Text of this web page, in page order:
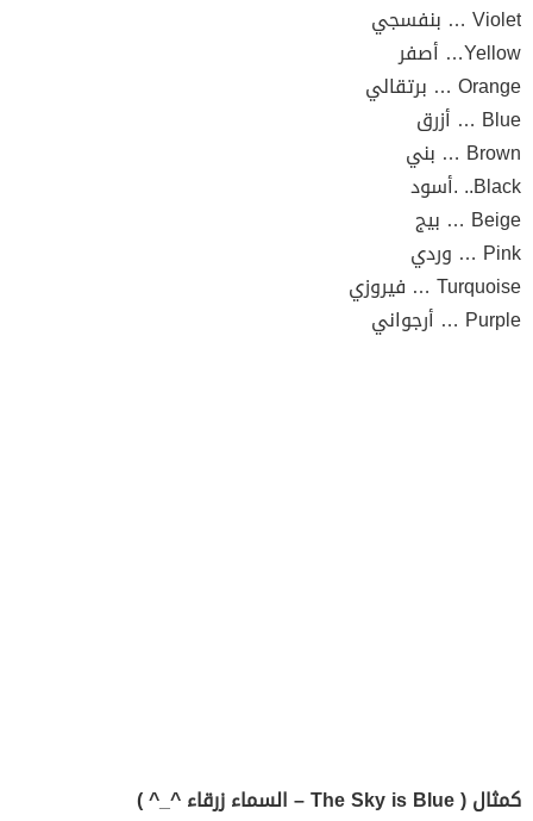
Violet … بنفسجي
Yellow… أصفر
Orange … برتقالي
Blue … أزرق
Brown … بني
Black.. .أسود
Beige … بيج
Pink … وردي
Turquoise … فيروزي
Purple … أرجواني
كمثال ( The Sky is Blue – السماء زرقاء ^_^ )